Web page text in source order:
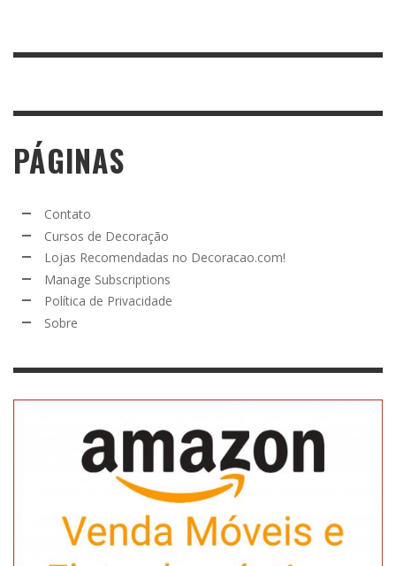
PÁGINAS
Contato
Cursos de Decoração
Lojas Recomendadas no Decoracao.com!
Manage Subscriptions
Política de Privacidade
Sobre